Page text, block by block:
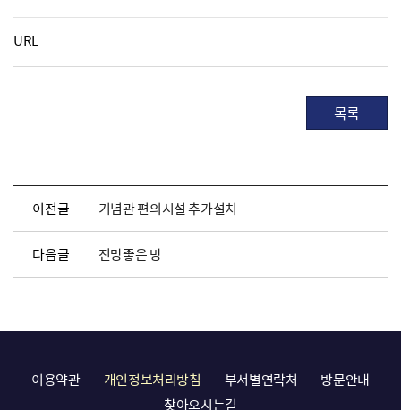
URL
목록
이전글 기념관 편의시설 추가설치
다음글 전망좋은 방
이용약관 개인정보처리방침 부서별연락처
방문안내
찾아오시는길